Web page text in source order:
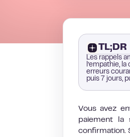
TL;DR
Les rappels
l’empathie,
erreurs
puis 7 jours,
Vous avez
paiement la
confirmation.